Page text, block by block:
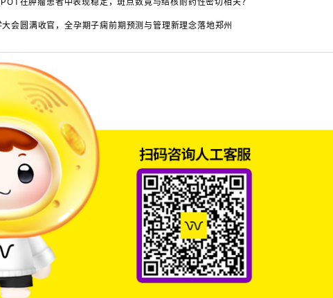
会圆满收官，全孕期子痫前期预测与管理新理念落地郑州